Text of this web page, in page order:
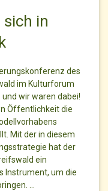
sich in
des
im Kulturforum
und wir waren dabei!
Öffentlichkeit die
Mit der in diesem
hat der
ein
Instrument, um die
…